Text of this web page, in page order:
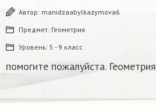
Автор: manidzaabylkazymova6
Предмет: Геометрия
Уровень: 5 - 9 класс
помогите пожалуйста. Геометрия​